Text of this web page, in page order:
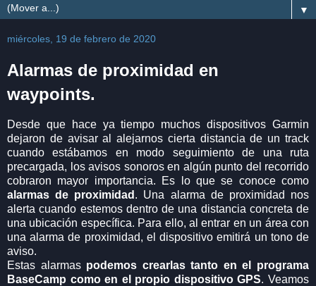
▼
miércoles, 19 de febrero de 2020
Alarmas de proximidad en
waypoints.
Desde que hace ya tiempo muchos dispositivos Garmin
dejaron de avisar al alejarnos cierta distancia de un track
cuando estábamos en modo seguimiento de una ruta
precargada, los avisos sonoros en algún punto del recorrido
cobraron mayor importancia. Es lo que se conoce como
alarmas de proximidad . Una alarma de proximidad nos
alerta cuando estemos dentro de una distancia concreta de
una ubicación específica. Para ello, al entrar en un área con
una alarma de proximidad, el dispositivo emitirá un tono de
aviso.
Estas alarmas podemos crearlas tanto en el programa
BaseCamp como en el propio dispositivo GPS. Veamos